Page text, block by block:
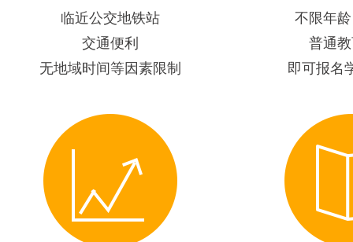
临近公交地铁站
交通便利
无地域时间等因素限制
不限年
普通
即可报名